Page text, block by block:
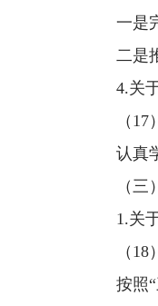
一是
二是
4.关
（
认真
（
1.关
（
按照